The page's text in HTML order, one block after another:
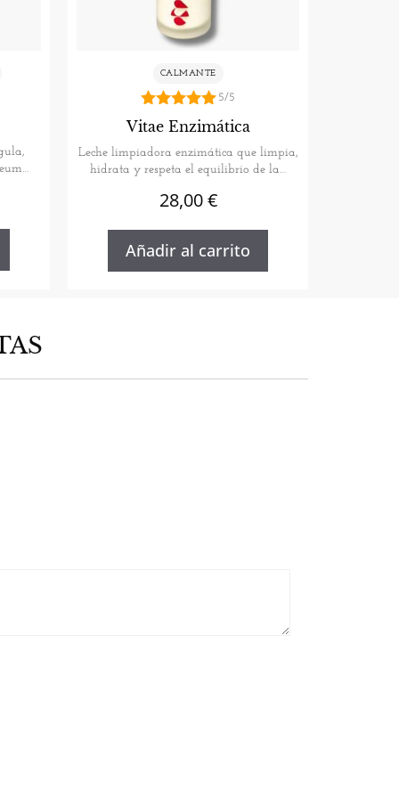
CALMANTE
5.00
de 5
5/5
Vitae Enzimática
Leche limpiadora enzimática que limpia,
hidrata y respeta el equilibrio de la…
28,00€
Añadir al carrito